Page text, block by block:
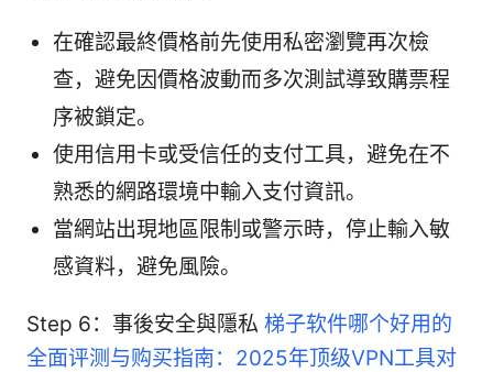
在確認最終價格前先使用私密瀏覽再次檢
查，避免因價格波動而多次測試導致購票程
序被鎖定。
使用信用卡或受信任的支付工具，避免在不
熟悉的網路環境中輸入支付資訊。
當網站出現地區限制或警示時，停止輸入敏
感資料，避免風險。
Step 6：事後安全與隱私 梯子软件哪个好用的
全面评测与购买指南：2025年顶级VPN工具对